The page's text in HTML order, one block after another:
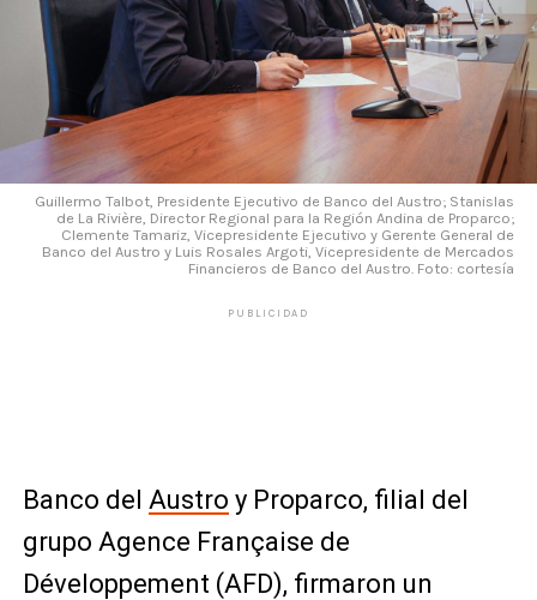
Guillermo Talbot, Presidente Ejecutivo de Banco del Austro; Stanislas
de La Rivière, Director Regional para la Región Andina de Proparco;
Clemente Tamariz, Vicepresidente Ejecutivo y Gerente General de
Banco del Austro y Luis Rosales Argoti, Vicepresidente de Mercados
Financieros de Banco del Austro. Foto: cortesía
PUBLICIDAD
Banco del Austro y Proparco, filial del
grupo Agence Française de
Développement (AFD), firmaron un